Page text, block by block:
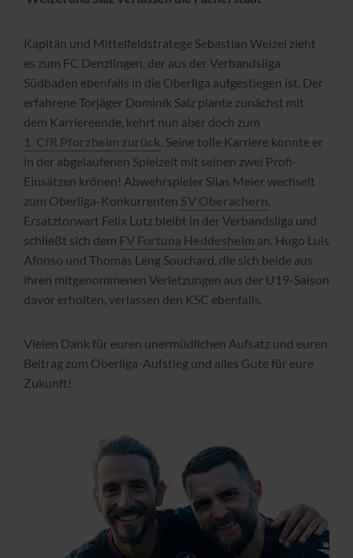
Kapitän und Mittelfeldstratege Sebastian Weizel zieht
es zum FC Denzlingen, der aus der Verbandsliga
Südbaden ebenfalls in die Oberliga aufgestiegen ist. Der
erfahrene Torjäger Dominik Salz plante zunächst mit
dem Karriereende, kehrt nun aber doch zum
1. CfR Pforzheim zurück . Seine tolle Karriere konnte er
in der abgelaufenen Spielzeit mit seinen zwei Profi-
Einsätzen krönen! Abwehrspieler Silas Meier wechselt
zum Oberliga-Konkurrenten SV Oberachern
Ersatztorwart Felix Lutz bleibt in der Verbandsliga und
schließt sich dem FV Fortuna Heddesheim an. Hugo Luis
Afonso und Thomas Leng Souchard, die sich beide aus
ihren mitgenommenen Verletzungen aus der U19-Saison
davor erholten, verlassen den KSC ebenfalls.
Vielen Dank für euren unermüdlichen Aufsatz und euren
Beitrag zum Oberliga-Aufstieg und alles Gute für eure
Zukunft!